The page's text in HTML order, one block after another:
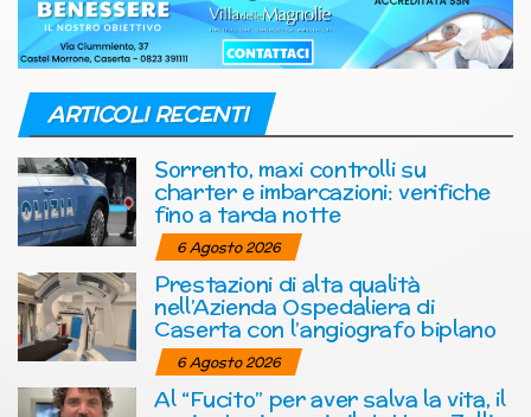
ARTICOLI RECENTI
Sorrento, maxi controlli su
charter e imbarcazioni: verifiche
fino a tarda notte
6 Agosto 2026
Prestazioni di alta qualità
nell’Azienda Ospedaliera di
Caserta con l’angiografo biplano
6 Agosto 2026
Al “Fucito” per aver salva la vita, il